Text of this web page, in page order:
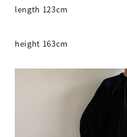
length 123cm
height 163cm